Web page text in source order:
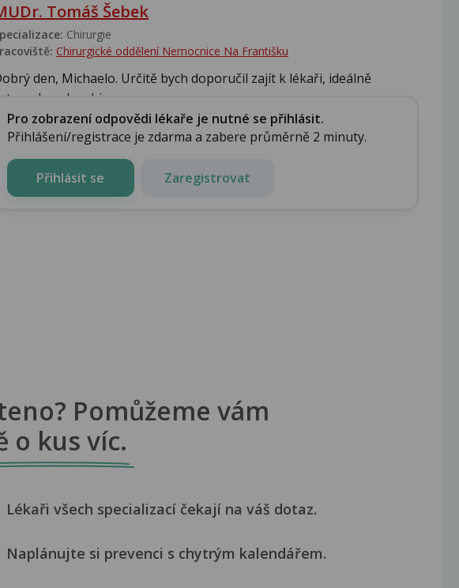
Tomáš Šebek
Chirurgie
Chirurgické oddělení Nemocnice Na Františku
den, Michaelo. Určitě bych doporučil zajít k lékaři, ideálně
anebo chirurg, p...
Pro zobrazení odpovědi lékaře je nutné se přihlásit.
Přihlášení/registrace je zdarma a zabere průměrně 2 minuty.
Přihlásit se Zaregistrovat
Pomůžeme vám
o kus víc.
Lékaři všech specializací čekají na váš dotaz.
Naplánujte si prevenci s chytrým kalendářem.